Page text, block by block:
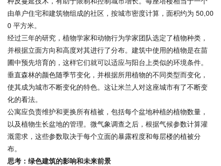
由单户住宅和建筑物组成的社区，按城市密度计算，面积约为 50,00
0 平方米。
经过三年的研究，植物学家和动物行为学家团队选定了植物种类，
并根据立面方向和高度对其进行了分布。建筑中使用的植物是在苗
圃中预先培育的，这样它们就可以适应与阳台上类似的环境条件。
垂直森林的颜色随季节变化，并根据所用植物的不同类型而变化，
使其成为城市不断变化的特色。这让米兰人对这座城市有了不断变
化的看法。
公寓应负责维护和更换所有植被，包括每个盆地种植的植物数量，
以及植物生长盆地的管理。微气象调查之后，根据气候参数计算灌
溉需求，这些参数取决于每个立面的暴露程度和每层楼的植被分
布。
思考：绿色建筑的影响和未来前景